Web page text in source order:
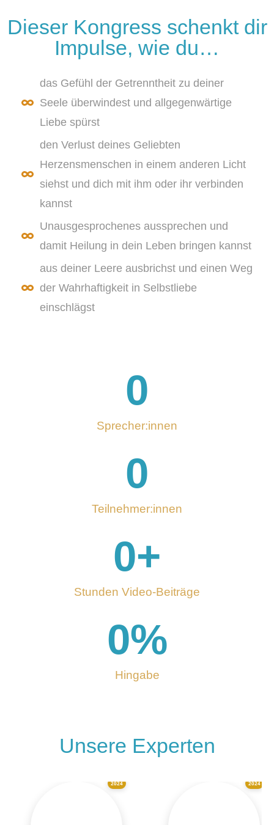
e
Dieser Kongress schenkt dir
Impulse, wie du…
das Gefühl der Getrenntheit zu deiner
Seele überwindest und allgegenwärtige
Liebe spürst
den Verlust deines Geliebten
Herzensmenschen in einem anderen Licht
siehst und dich mit ihm oder ihr verbinden
kannst
Unausgesprochenes aussprechen und
damit Heilung in dein Leben bringen kannst
aus deiner Leere ausbrichst und einen Weg
der Wahrhaftigkeit in Selbstliebe
einschlägst
Sprecher:innen
0
Teilnehmer:innen
0
Stunden Video-Beiträge
0+
Hingabe
0%
Unsere Experten
2024 2024